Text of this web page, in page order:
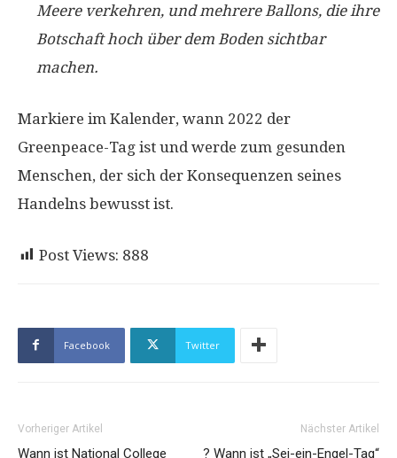
Meere verkehren, und mehrere Ballons, die ihre
Botschaft hoch über dem Boden sichtbar
machen.
Markiere im Kalender, wann 2022 der
Greenpeace-Tag ist und werde zum gesunden
Menschen, der sich der Konsequenzen seines
Handelns bewusst ist.
Post Views: 888
Facebook Twitter
Vorheriger Artikel
Wann ist National College
Nächster Artikel
? Wann ist „Sei-ein-Engel-Tag“